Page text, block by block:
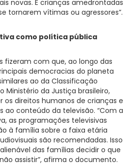
novas. E crianças amedrontadas
tornarem vítimas ou agressores”.
como política pública
fizeram com que, ao longo das
democracias do planeta
ao da Classificação
Ministério da Justiça brasileiro,
direitos humanos de crianças e
ao conteúdo da televisão. “Com a
as programações televisivas
à família sobre a faixa etária
são recomendadas. Isso
das famílias decidir o que
assistir”, afirma o documento.